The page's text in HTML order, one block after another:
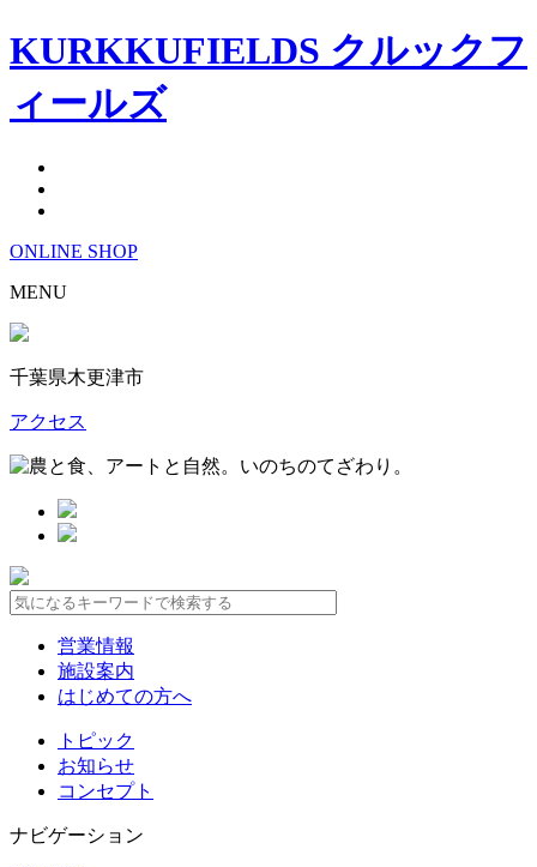
KURKKUFIELDS クルックフ
ィールズ
ONLINE SHOP
MENU
千葉県木更津市
アクセス
営業情報
施設案内
はじめての方へ
トピック
お知らせ
コンセプト
ナビゲーション